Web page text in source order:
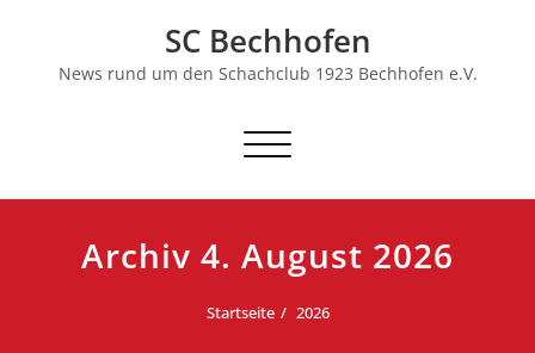
SC Bechhofen
News rund um den Schachclub 1923 Bechhofen e.V.
Schalte
Archiv 4. August 2026
Startseite 2026